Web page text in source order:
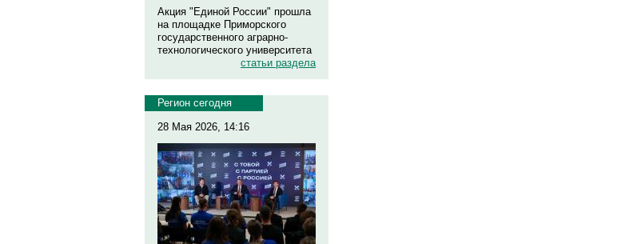
Акция "Единой России" прошла
на площадке Приморского
государственного аграрно-
технологического университета
статьи раздела
Регион сегодня
28 Мая 2026, 14:16